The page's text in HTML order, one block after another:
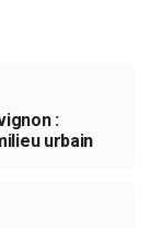
:
urbain